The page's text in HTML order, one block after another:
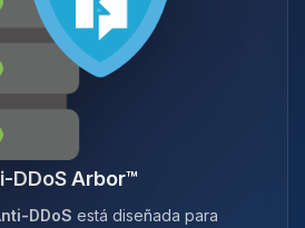
DDoS Arbor™
DDoS está diseñada para